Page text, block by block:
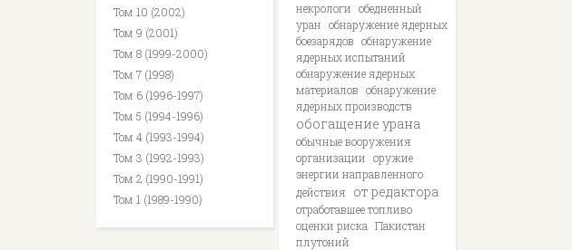
Том 10 (2002)
Том 9 (2001)
Том 8 (1999-2000)
Том 7 (1998)
Том 6 (1996-1997)
Том 5 (1994-1996)
Том 4 (1993-1994)
Том 3 (1992-1993)
Том 2 (1990-1991)
Том 1 (1989-1990)
некрологи обедненный
уран обнаружение ядерных
боезарядов обнаружение
ядерных испытаний
обнаружение ядерных
материалов обнаружение
ядерных производств
обогащение урана
обычные вооружения
организации оружие
энергии направленного
действия
от редактора
отработавшее топливо
оценки риска Пакистан
плутоний